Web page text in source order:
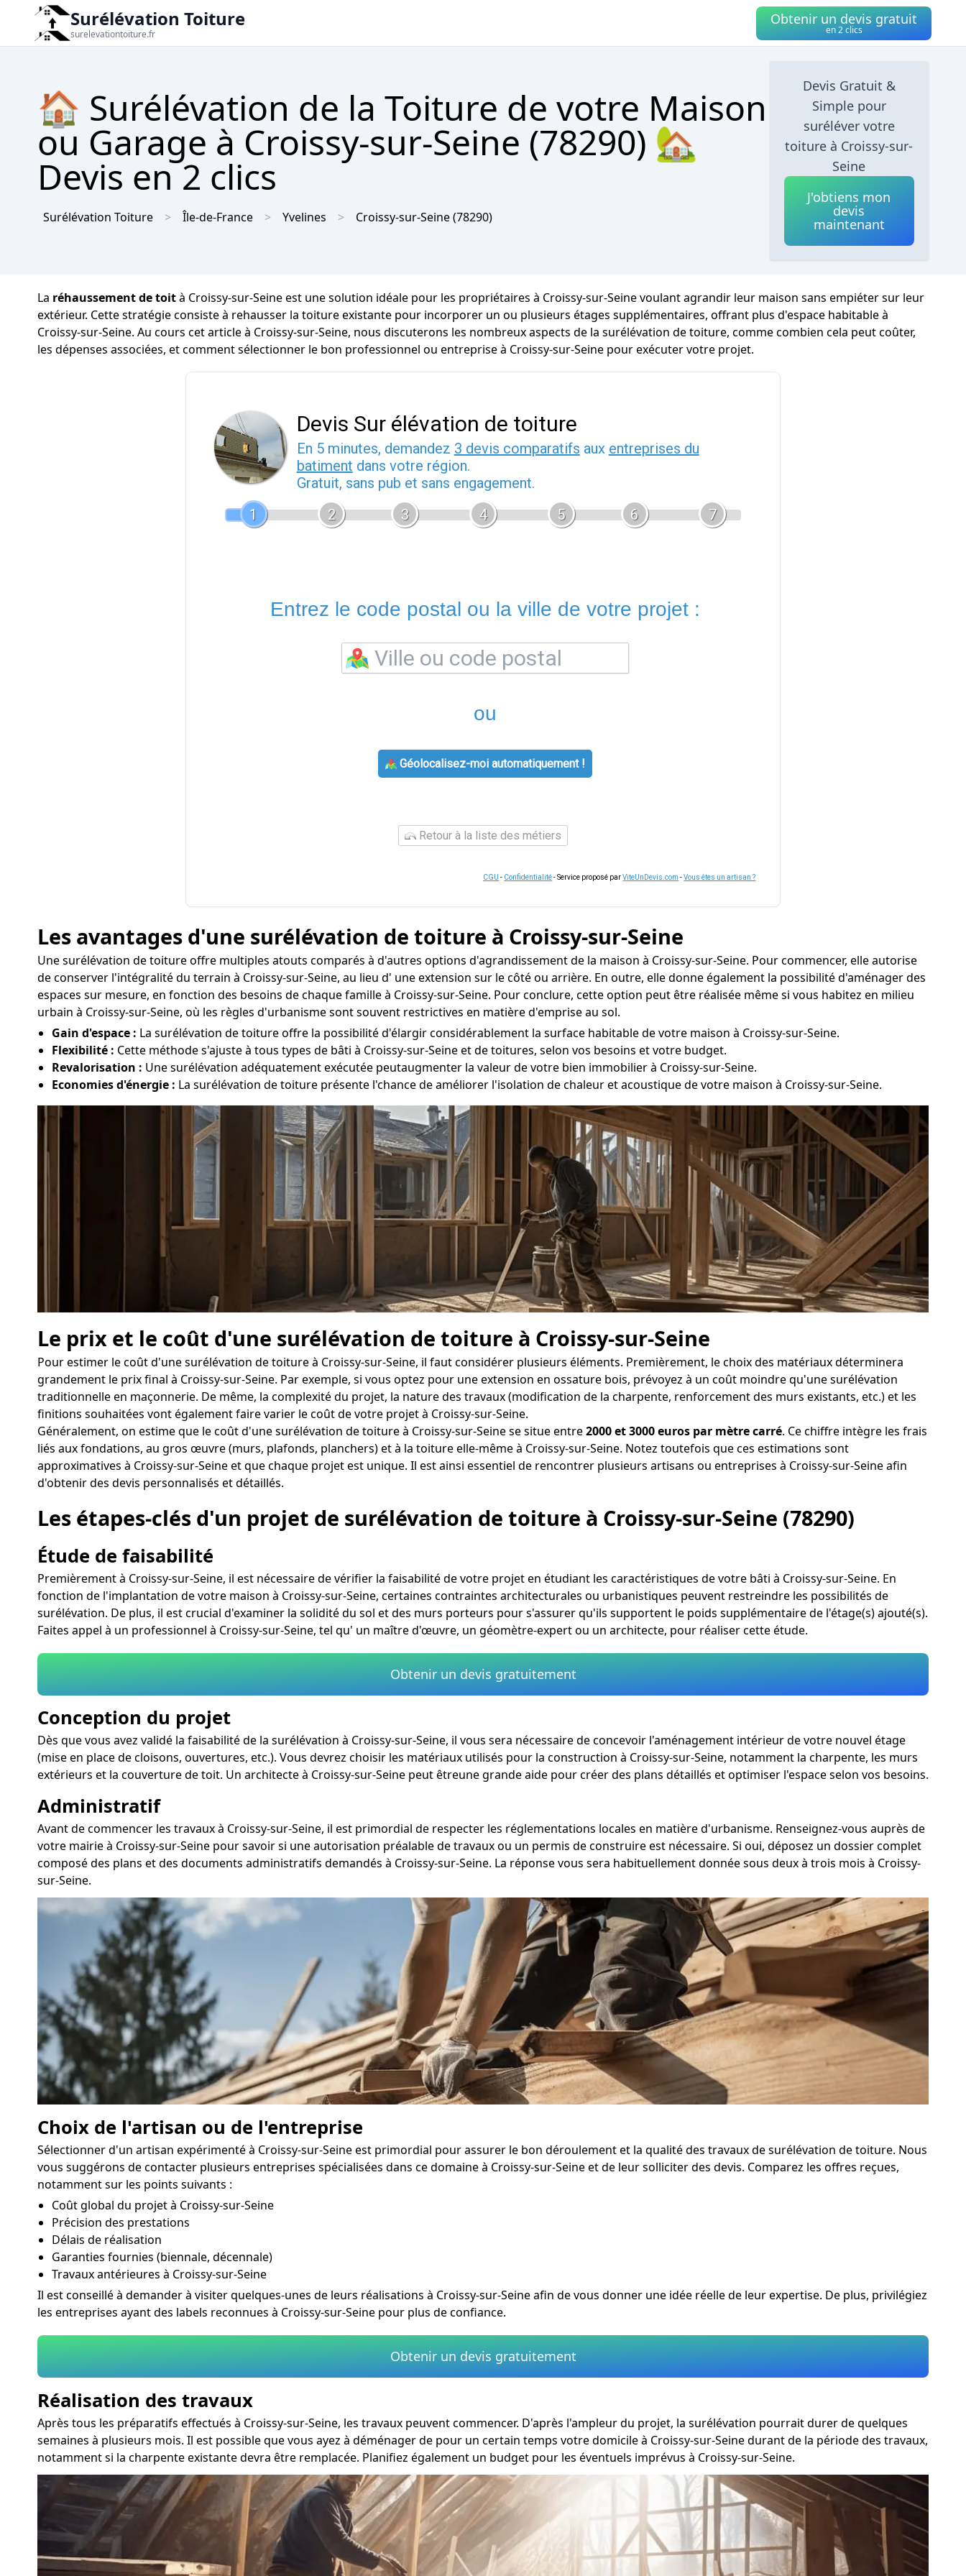
Surélévation Toiture
surelevationtoiture.fr
Obtenir un devis gratuit
en 2 clics
🏠 Surélévation de la Toiture de votre Maison
ou Garage à Croissy-sur-Seine (78290) 🏡
Devis en 2 clics
Surélévation Toiture Île-de-France Yvelines Croissy-sur-Seine(78290)
Devis Gratuit &
Simple pour
suréléver votre
toiture à Croissy-sur-
Seine
J'obtiens mon
devis
maintenant
La réhaussement de toità Croissy-sur-Seine est une solution idéale pour les propriétaires à Croissy-sur-Seine voulant agrandir leur maison sans empiéter sur leur
extérieur. Cette stratégie consiste à rehausser la toiture existante pour incorporer un ou plusieurs étages supplémentaires, offrant plus d'espace habitable à
Croissy-sur-Seine. Au cours cet article à Croissy-sur-Seine, nous discuterons les nombreux aspects de la surélévation de toiture, comme combien cela peut coûter,
les dépenses associées, et comment sélectionner le bon professionnel ou entreprise à Croissy-sur-Seine pour exécuter votre projet.
Devis Sur élévation de toiture
En 5 minutes, demandez 3 devis comparatifs aux entreprises du
batiment dans votre région.
Gratuit, sans pub et sans engagement.
1
2 3 4 5 6 7
Entrez le code postal ou la ville de votre projet :
ou
Géolocalisez-moi automatiquement !
Retour à la liste des métiers
CGU - Confidentialité- Service proposé parViteUnDevis.com -Vous êtes un artisan ?
Les avantages d'une surélévation de toiture à Croissy-sur-Seine
Une surélévation de toiture offre multiples atouts comparés à d'autres options d'agrandissement de la maison à Croissy-sur-Seine. Pour commencer, elle autorise
de conserver l'intégralité du terrain à Croissy-sur-Seine, au lieu d' une extension sur le côté ou arrière. En outre, elle donne également la possibilité d'aménager des
espaces sur mesure, en fonction des besoins de chaque famille à Croissy-sur-Seine. Pour conclure, cette option peut être réalisée même si vous habitez en milieu
urbain à Croissy-sur-Seine, où les règles d'urbanisme sont souvent restrictives en matière d'emprise au sol.
Gain d'espace : La surélévation de toiture offre la possibilité d'élargir considérablement la surface habitable de votre maison à Croissy-sur-Seine.
Flexibilité : Cette méthode s'ajuste à tous types de bâti à Croissy-sur-Seine et de toitures, selon vos besoins et votre budget.
Revalorisation : Une surélévation adéquatement exécutée peutaugmenter la valeur de votre bien immobilier à Croissy-sur-Seine.
Economies d'énergie : La surélévation de toiture présente l'chance de améliorer l'isolation de chaleur et acoustique de votre maison à Croissy-sur-Seine.
Le prix et le coût d'une surélévation de toiture à Croissy-sur-Seine
Pour estimer le coût d'une surélévation de toiture à Croissy-sur-Seine, il faut considérer plusieurs éléments. Premièrement, le choix des matériaux déterminera
grandement le prix final à Croissy-sur-Seine. Par exemple, si vous optez pour une extension en ossature bois, prévoyez à un coût moindre qu'une surélévation
traditionnelle en maçonnerie. De même, la complexité du projet, la nature des travaux (modification de la charpente, renforcement des murs existants, etc.) et les
finitions souhaitées vont également faire varier le coût de votre projet à Croissy-sur-Seine.
Généralement, on estime que le coût d'une surélévation de toiture à Croissy-sur-Seine se situe entre2000 et 3000 euros par mètre carré. Ce chiffre intègre les frais
liés aux fondations, au gros œuvre (murs, plafonds, planchers) et à la toiture elle-même à Croissy-sur-Seine. Notez toutefois que ces estimations sont
approximatives à Croissy-sur-Seine et que chaque projet est unique. Il est ainsi essentiel de rencontrer plusieurs artisans ou entreprises à Croissy-sur-Seine afin
d'obtenir des devis personnalisés et détaillés.
Les étapes-clés d'un projet de surélévation de toiture à Croissy-sur-Seine (78290)
Étude de faisabilité
Premièrement à Croissy-sur-Seine, il est nécessaire de vérifier la faisabilité de votre projet en étudiant les caractéristiques de votre bâti à Croissy-sur-Seine. En
fonction de l'implantation de votre maison à Croissy-sur-Seine, certaines contraintes architecturales ou urbanistiques peuvent restreindre les possibilités de
surélévation. De plus, il est crucial d'examiner la solidité du sol et des murs porteurs pour s'assurer qu'ils supportent le poids supplémentaire de l'étage(s) ajouté(s).
Faites appel à un professionnel à Croissy-sur-Seine, tel qu' un maître d'œuvre, un géomètre-expert ou un architecte, pour réaliser cette étude.
Obtenir un devis gratuitement
Conception du projet
Dès que vous avez validé la faisabilité de la surélévation à Croissy-sur-Seine, il vous sera nécessaire de concevoir l'aménagement intérieur de votre nouvel étage
(mise en place de cloisons, ouvertures, etc.). Vous devrez choisir les matériaux utilisés pour la construction à Croissy-sur-Seine, notamment la charpente, les murs
extérieurs et la couverture de toit. Un architecte à Croissy-sur-Seine peut êtreune grande aide pour créer des plans détaillés et optimiser l'espace selon vos besoins.
Administratif
Avant de commencer les travaux à Croissy-sur-Seine, il est primordial de respecter les réglementations locales en matière d'urbanisme. Renseignez-vous auprès de
votre mairie à Croissy-sur-Seine pour savoir si une autorisation préalable de travaux ou un permis de construire est nécessaire. Si oui, déposez un dossier complet
composé des plans et des documents administratifs demandés à Croissy-sur-Seine. La réponse vous sera habituellement donnée sous deux à trois mois à Croissy-
sur-Seine.
Choix de l'artisan ou de l'entreprise
Sélectionner d'un artisan expérimenté à Croissy-sur-Seine est primordial pour assurer le bon déroulement et la qualité des travaux de surélévation de toiture. Nous
vous suggérons de contacter plusieurs entreprises spécialisées dans ce domaine à Croissy-sur-Seine et de leur solliciter des devis. Comparez les offres reçues,
notamment sur les points suivants :
Coût global du projet à Croissy-sur-Seine
Précision des prestations
Délais de réalisation
Garanties fournies (biennale, décennale)
Travaux antérieures à Croissy-sur-Seine
Il est conseillé à demander à visiter quelques-unes de leurs réalisations à Croissy-sur-Seine afin de vous donner une idée réelle de leur expertise. De plus, privilégiez
les entreprises ayant des labels reconnues à Croissy-sur-Seine pour plus de confiance.
Obtenir un devis gratuitement
Réalisation des travaux
Après tous les préparatifs effectués à Croissy-sur-Seine, les travaux peuvent commencer. D'après l'ampleur du projet, la surélévation pourrait durer de quelques
semaines à plusieurs mois. Il est possible que vous ayez à déménager de pour un certain temps votre domicile à Croissy-sur-Seine durant de la période des travaux,
notamment si la charpente existante devra être remplacée. Planifiez également un budget pour les éventuels imprévus à Croissy-sur-Seine.